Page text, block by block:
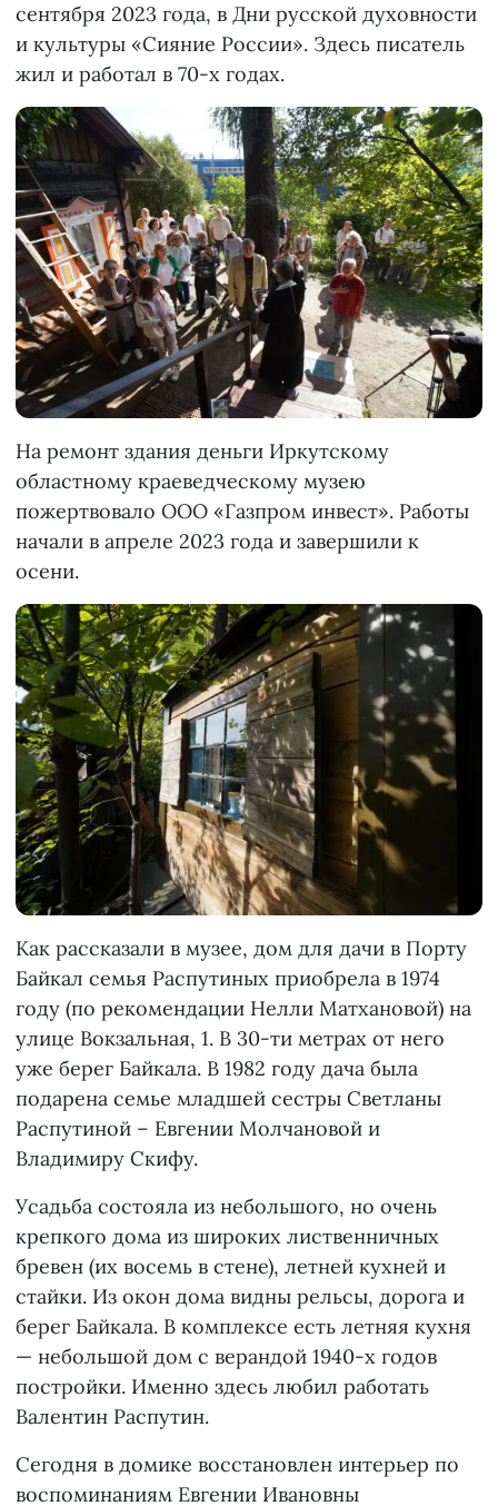
сентября 2023 года, в Дни русской духовности
и культуры «Сияние России». Здесь писатель
жил и работал в 70-х годах.
На ремонт здания деньги Иркутскому
областному краеведческому музею
пожертвовало ООО «Газпром инвест». Работы
начали в апреле 2023 года и завершили к
осени.
Как рассказали в музее, дом для дачи в Порту
Байкал семья Распутиных приобрела в 1974
году (по рекомендации Нелли Матхановой) на
улице Вокзальная, 1. В 30-ти метрах от него
уже берег Байкала. В 1982 году дача была
подарена семье младшей сестры Светланы
Распутиной – Евгении Молчановой и
Владимиру Скифу.
Усадьба состояла из небольшого, но очень
крепкого дома из широких лиственничных
бревен (их восемь в стене), летней кухней и
стайки. Из окон дома видны рельсы, дорога и
берег Байкала. В комплексе есть летняя кухня
— небольшой дом с верандой 1940-х годов
постройки. Именно здесь любил работать
Валентин Распутин.
Сегодня в домике восстановлен интерьер по
воспоминаниям Евгении Ивановны